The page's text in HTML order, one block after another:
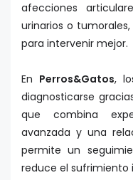
afecciones
urinarios o
para intervenir mejor.
En Perros&Gatos,
diagnosticarse
que combina
avanzada y una
permite un
reduce el sufrimiento